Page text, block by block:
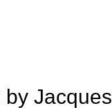
by Jacques